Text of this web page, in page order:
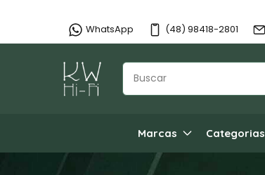
WhatsApp (48) 98418-2801
Marcas Categorias